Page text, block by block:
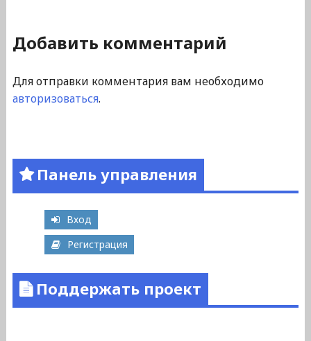
Добавить комментарий
Для отправки комментария вам необходимо
авторизоваться.
Панель управления
Вход
Регистрация
Поддержать проект